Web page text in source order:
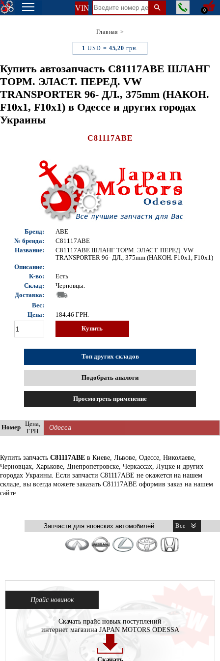
VIN 0
Главная >
1 USD = 45,20 грн.
Купить автозапчасть C81117ABE ШЛАНГ
ТОРМ. ЭЛАСТ. ПЕРЕД. VW
TRANSPORTER 96- ДЛ., 375mm (НАКОН.
F10x1, F10x1) в Одессе и других городах
Украины
C81117ABE
Бренд:
ABE
№ бренда:
C81117ABE
Название:
C81117ABE ШЛАНГ ТОРМ. ЭЛАСТ. ПЕРЕД. VW
TRANSPORTER 96- ДЛ., 375mm (НАКОН. F10x1, F10x1)
Описание:
К-во:
Есть
Склад:
Черновцы.
Доставка:
Вес:
Цена:
184.46 ГРН.
Купить
Топ других складов
Подобрать аналоги
Просмотреть применение
Номер
Цена,
ГРН
Купить запчасть C81117ABE в Киеве, Львове, Одессе, Николаеве,
Черновцах, Харькове, Днепропетровске, Черкассах, Луцке и других
городах Украины. Если запчасти C81117ABE не окажется на нашем
складе, вы всегда можете заказать C81117ABE оформив заказ на нашем
сайте
Прайс новинок
Скачать прайс новых поступлений
интернет магазина JAPAN MOTORS ODESSA